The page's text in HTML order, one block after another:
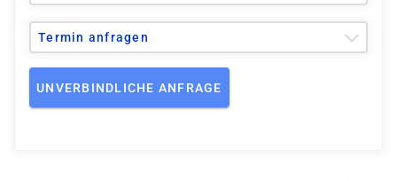
Termin anfragen
UNVERBINDLICHE ANFRAGE